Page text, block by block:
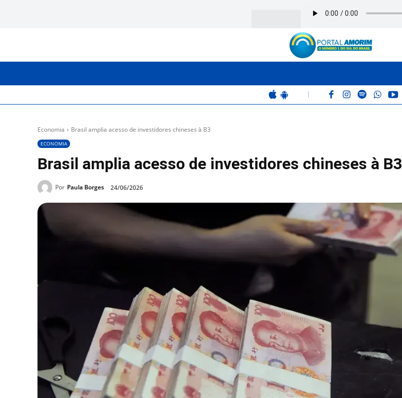
Economia Brasil amplia acesso de investidores chineses à B3
ECONOMIA
Brasil amplia acesso de investidores chineses à B3
Por Paula Borges 24/06/2026